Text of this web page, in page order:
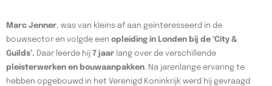
Marc Jenner, was van kleins af aan geïnteresseerd in de
bouwsector en volgde een opleiding in Londen bij de ‘City &
Guilds’. Daar leerde hij 7 jaar lang over de verschillende
pleisterwerken en bouwaanpakken. Na jarenlange ervaring te
hebben opgebouwd in het Verenigd Koninkrijk werd hij gevraagd